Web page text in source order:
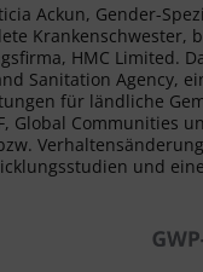
Ackun, Gender-
Krankenschwester,
HMC Limited.
Sanitation Agency,
für ländliche
Global Communities
und